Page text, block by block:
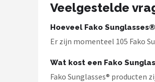
Veelgestelde
Hoeveel Fako
Er zijn momenteel 105 Fako
Wat kost een Fako
Fako Sunglasses® producten